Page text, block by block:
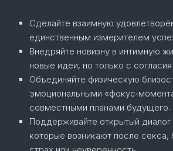
Сделайте взаимную
единственным измерителем
Внедряйте новизну в интимную
новые идеи, но только с
Объединяйте физическую
эмоциональными
совместными планами будущего.
Поддерживайте открытый диалог
которые возникают после секса,